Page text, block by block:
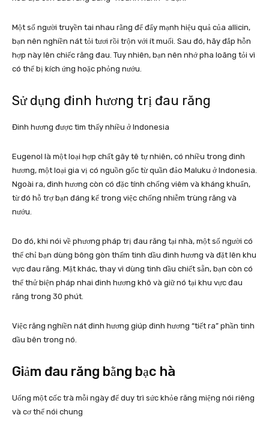
Một số người truyền tai nhau rằng để đẩy mạnh hiệu quả của allicin,
bạn nên nghiền nát tỏi tươi rồi trộn với ít muối. Sau đó, hãy đắp hỗn
hợp này lên chiếc răng đau. Tuy nhiên, bạn nên nhớ pha loãng tỏi vì
có thể bị kích ứng hoặc phỏng nướu.
Sử dụng đinh hương trị đau răng
Đinh hương được tìm thấy nhiều ở Indonesia
Eugenol là một loại hợp chất gây tê tự nhiên, có nhiều trong đinh
hương, một loại gia vị có nguồn gốc từ quần đảo Maluku ở Indonesia.
Ngoài ra, đinh hương còn có đặc tính chống viêm và kháng khuẩn,
từ đó hỗ trợ bạn đáng kể trong việc chống nhiễm trùng răng và
nướu.
Do đó, khi nói về phương pháp trị đau răng tại nhà, một số người có
thể chỉ bạn dùng bông gòn thấm tinh dầu đinh hương và đặt lên khu
vực đau răng. Mặt khác, thay vì dùng tinh dầu chiết sẵn, bạn còn có
thể thử biện pháp nhai đinh hương khô và giữ nó tại khu vực đau
răng trong 30 phút.
Việc răng nghiền nát đinh hương giúp đinh hương “tiết ra” phần tinh
dầu bên trong nó.
Giảm đau răng bằng bạc hà
Uống một cốc trà mỗi ngày để duy trì sức khỏe răng miệng nói riêng
và cơ thể nói chung